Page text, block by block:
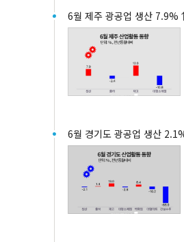
6월 제주 광공업 생산
6월 경기도 광공업 생산